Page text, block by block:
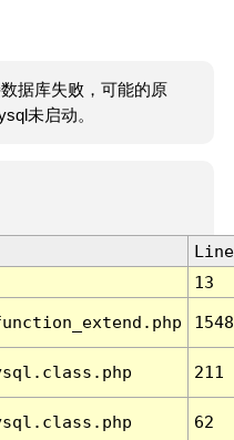
据库失败，可能的原
未启动。
Line
13
1548
211
62